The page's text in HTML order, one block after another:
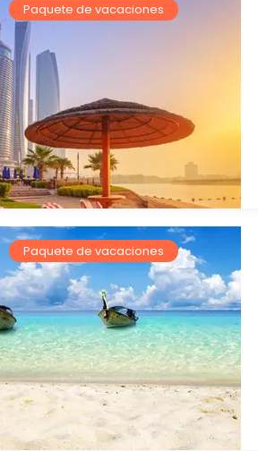
Paquete de vacaciones
Paquete de vacaciones